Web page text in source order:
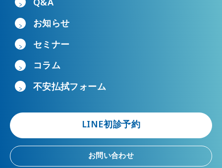
お知らせ
セミナー
コラム
不安払拭フォーム
LINE初診予約
お問い合わせ